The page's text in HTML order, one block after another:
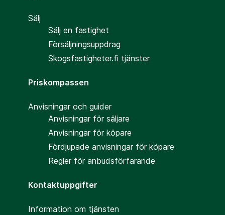
Sälj
Sälj en fastighet
Försäljningsuppdrag
Skogsfastigheter.fi tjänster
Priskompassen
Anvisningar och guider
Anvisningar för säljare
Anvisningar för köpare
Fördjupade anvisningar för köpare
Regler för anbudsförfarande
Kontaktuppgifter
Information om tjänsten